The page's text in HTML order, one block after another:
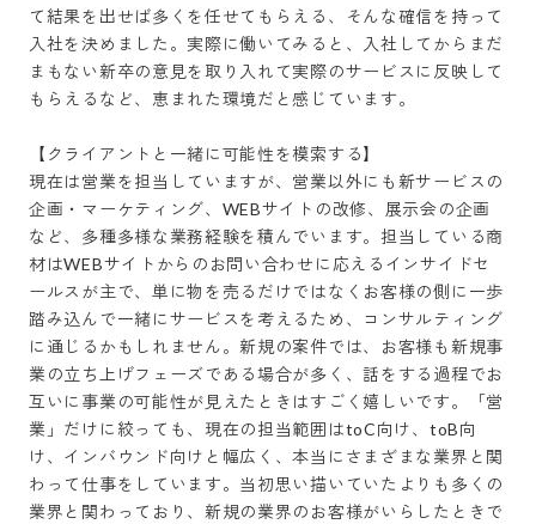
て結果を出せば多くを任せてもらえる、そんな確信を持って
入社を決めました。実際に働いてみると、入社してからまだ
まもない新卒の意見を取り入れて実際のサービスに反映して
もらえるなど、恵まれた環境だと感じています。
【クライアントと一緒に可能性を模索する】
現在は営業を担当していますが、営業以外にも新サービスの
企画・マーケティング、WEBサイトの改修、展示会の企画
など、多種多様な業務経験を積んでいます。担当している商
材はWEBサイトからのお問い合わせに応えるインサイドセ
ールスが主で、単に物を売るだけではなくお客様の側に一歩
踏み込んで一緒にサービスを考えるため、コンサルティング
に通じるかもしれません。新規の案件では、お客様も新規事
業の立ち上げフェーズである場合が多く、話をする過程でお
互いに事業の可能性が見えたときはすごく嬉しいです。「営
業」だけに絞っても、現在の担当範囲はtoC向け、toB向
け、インバウンド向けと幅広く、本当にさまざまな業界と関
わって仕事をしています。当初思い描いていたよりも多くの
業界と関わっており、新規の業界のお客様がいらしたときで